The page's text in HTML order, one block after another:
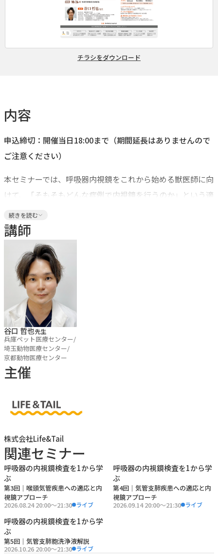
チラシをダウンロード
内容
申込締切：開催当日18:00まで（期間延長はありませんので
ご注意ください）
本セミナーでは、呼吸器内視鏡をこれから始める獣医師に向
けて、「そもそもどんな症例で内視鏡を行うのか」という適
応の整理から丁寧に解説します。鼻腔/喉頭/気管・気管支の
基本的な観察ポイント、正常と異常の見分け方、さらに気管
支肺胞洗浄（BAL）の適応判断と結果の読み方まで、実際の
診療の流れに沿って体系的に整理。内視鏡を“できる検査”か
ら“使いこなせる武器”へと変える思考軸を提示します。
■セミナーのポイント
①内視鏡の「適応」を言語化できるようになる
└どんな症例で内視鏡を行うべきか、逆に“やらなくてよい
症例”は何かを整理し、検査選択の判断軸を明確にする
②正常像を基準に異常を読む
なのか」を論理的に説明できる力を養う
└適応判断、回収手技のポイント、細胞診の基本的な読み方
までを一連の流れで整理する
④ 内視鏡所見を診断につなげる思考プロセス
└「見えた」だけで終わらせず、鑑別診断をどう絞るかを体
系的に考える
■こんな方にオススメ！
続きを読む
講師
谷口 哲也先生
兵庫ペット医療センター/
埼玉動物医療センター/
京都動物医療センター
主催
株式会社Life&Tail
関連セミナー
呼吸器の内視鏡検査を1から学
ぶ
第3回｜ 喉頭気管疾患への適応と内
視鏡アプローチ
2026.08.24 20:00〜21:30 ライブ
呼吸器の内視鏡検査を1から学
ぶ
第4回｜ 気管支肺疾患への適応と内
視鏡アプローチ
2026.09.14 20:00〜21:30 ライブ
呼吸器の内視鏡検査を1から学
ぶ
第5回｜ 気管支肺胞洗浄液解説
2026.10.26 20:00〜21:30 ライブ